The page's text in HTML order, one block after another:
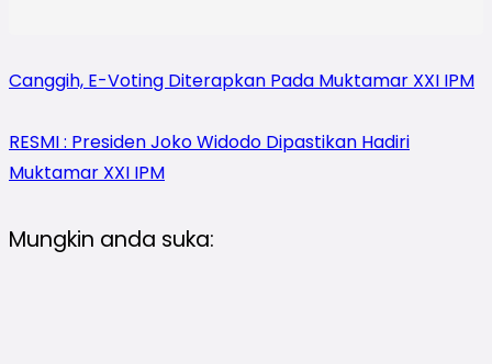
Canggih, E-Voting Diterapkan Pada Muktamar XXI IPM
RESMI : Presiden Joko Widodo Dipastikan Hadiri
Muktamar XXI IPM
Mungkin anda suka: